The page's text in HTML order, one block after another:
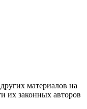
материалов на
их законных авторов